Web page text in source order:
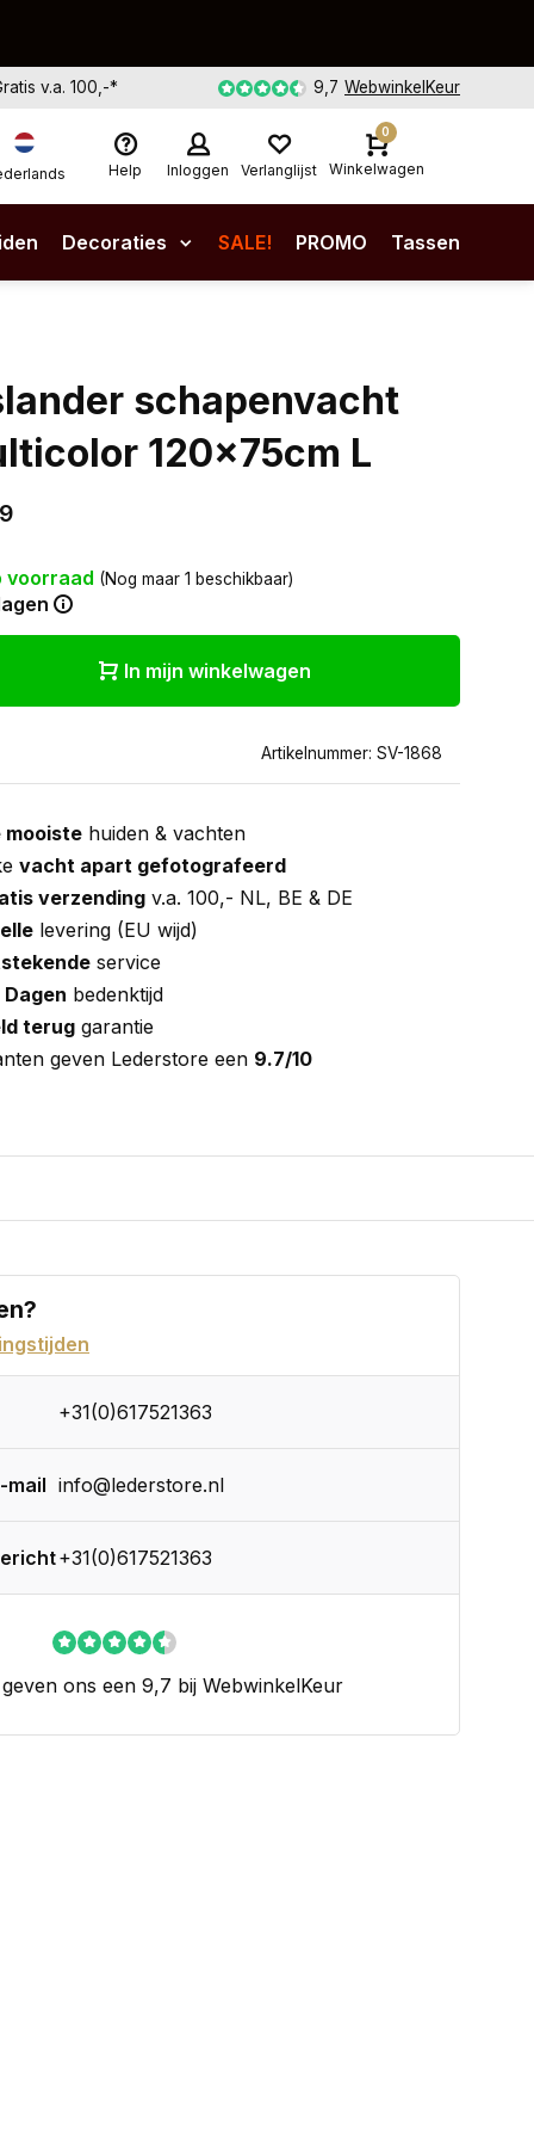
v.a. 100,-* 9,7 WebwinkelKeur
Help Inloggen Verlanglijst
0
Winkelwagen
Decoraties SALE! PROMO Tassen
schapenvacht
120x75cm L
voorraad (Nog maar 1 beschikbaar)
In mijn winkelwagen
Artikelnummer: SV-1868
mooiste huiden & vachten
vacht apart gefotografeerd
verzending v.a. 100,- NL, BE & DE
levering (EU wijd)
service
bedenktijd
terug garantie
geven Lederstore een 9.7/10
+31(0)617521363
mail info@lederstore.nl
+31(0)617521363
ons een 9,7 bij WebwinkelKeur